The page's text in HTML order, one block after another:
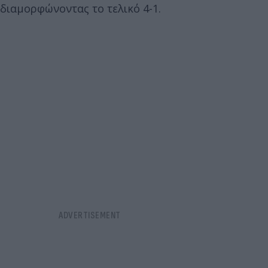
διαμορφώνοντας το τελικό 4-1.